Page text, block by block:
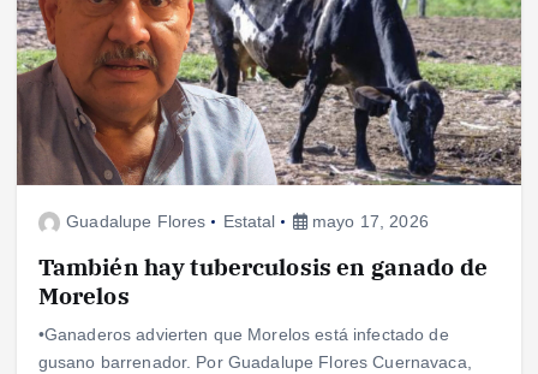
Guadalupe Flores Estatal mayo 17, 2026
También hay tuberculosis en ganado de
Morelos
•Ganaderos advierten que Morelos está infectado de
gusano barrenador. Por Guadalupe Flores Cuernavaca,